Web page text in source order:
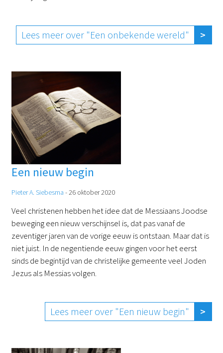
Lees meer over "Een onbekende wereld"
Een nieuw begin
Pieter A. Siebesma -26 oktober 2020
Veel christenen hebben het idee dat de Messiaans Joodse
beweging een nieuw verschijnsel is, dat pas vanaf de
zeventiger jaren van de vorige eeuw is ontstaan. Maar dat is
niet juist. In de negentiende eeuw gingen voor het eerst
sinds de begintijd van de christelijke gemeente veel Joden
Jezus als Messias volgen.
Lees meer over "Een nieuw begin"